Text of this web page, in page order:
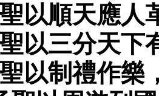
以順天應人
以三分天下
以制禮作樂